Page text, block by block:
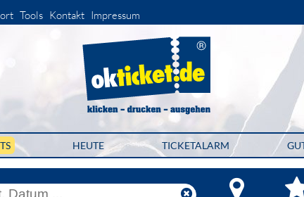
Tools Kontakt Impressum
HEUTE TICKETALARM